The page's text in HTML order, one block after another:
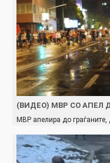
(ВИДЕО) МВР СО АПЕЛ
МВР апелира до граѓаните,